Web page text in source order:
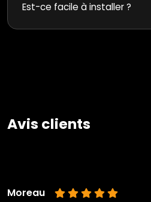
Est-ce facile à installer ?
Avis clients
Moreau